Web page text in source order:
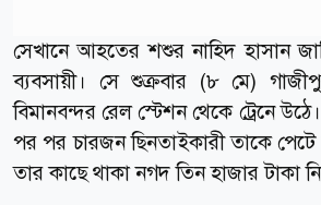
সেখানে আহতের শশুর নাহিদ হাসান
ব্যবসায়ী। সে শুক্রবার (৮ মে)
বিমানবন্দর রেল স্টেশন থেকে ট্রেনে
পর পর চারজন ছিনতাইকারী তাকে
তার কাছে থাকা নগদ তিন হাজার টাকা